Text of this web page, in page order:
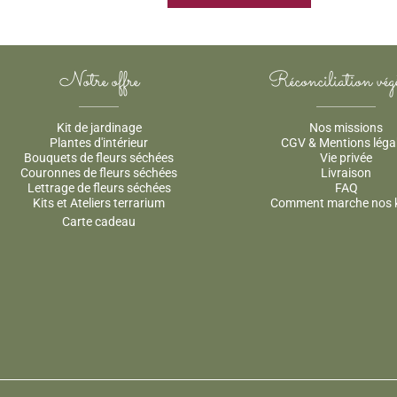
plusieurs
options
Notre offre
Kit de jardinage
Plantes d'intérieur
Bouquets de fleurs séchées
Couronnes de fleurs séchées
Lettrage de fleurs séchées
Kits et Ateliers terrarium
Carte cadeau
Réconciliation
Nos missions
CGV & Mentions
Vie privée
Livraison
FAQ
Comment marche nos